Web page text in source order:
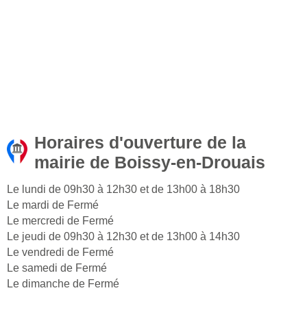
Horaires d'ouverture de la
mairie de Boissy-en-Drouais
Le lundi de 09h30 à 12h30 et de 13h00 à 18h30
Le mardi de Fermé
Le mercredi de Fermé
Le jeudi de 09h30 à 12h30 et de 13h00 à 14h30
Le vendredi de Fermé
Le samedi de Fermé
Le dimanche de Fermé